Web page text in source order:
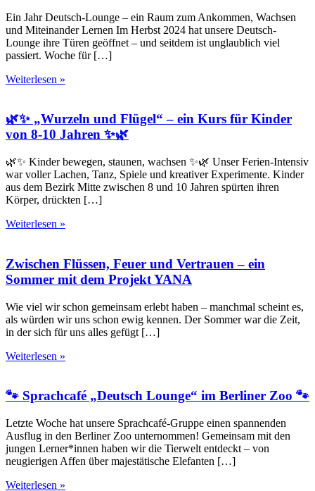
Ein Jahr Deutsch-Lounge – ein Raum zum Ankommen, Wachsen
und Miteinander Lernen Im Herbst 2024 hat unsere Deutsch-
Lounge ihre Türen geöffnet – und seitdem ist unglaublich viel
passiert. Woche für […]
Weiterlesen »
🌿✨ „Wurzeln und Flügel“ – ein Kurs für Kinder
von 8-10 Jahren ✨🌿
🌿✨ Kinder bewegen, staunen, wachsen ✨🌿 Unser Ferien-Intensiv
war voller Lachen, Tanz, Spiele und kreativer Experimente. Kinder
aus dem Bezirk Mitte zwischen 8 und 10 Jahren spürten ihren
Körper, drückten […]
Weiterlesen »
Zwischen Flüssen, Feuer und Vertrauen – ein
Sommer mit dem Projekt YANA
Wie viel wir schon gemeinsam erlebt haben – manchmal scheint es,
als würden wir uns schon ewig kennen. Der Sommer war die Zeit,
in der sich für uns alles gefügt […]
Weiterlesen »
🐾 Sprachcafé „Deutsch Lounge“ im Berliner Zoo 🐾
Letzte Woche hat unsere Sprachcafé-Gruppe einen spannenden
Ausflug in den Berliner Zoo unternommen! Gemeinsam mit den
jungen Lerner*innen haben wir die Tierwelt entdeckt – von
neugierigen Affen über majestätische Elefanten […]
Weiterlesen »